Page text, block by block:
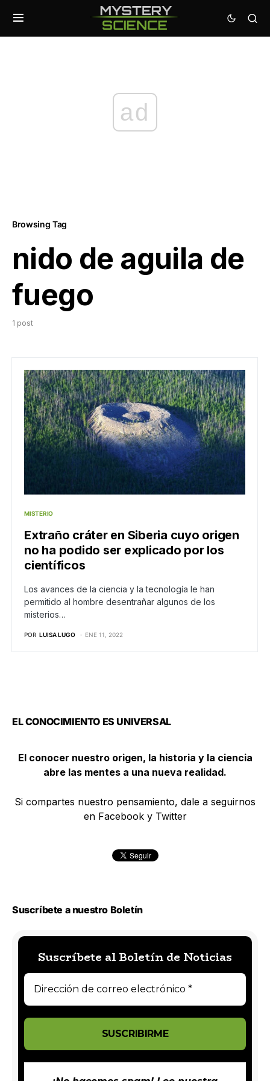
ad
Browsing Tag
nido de aguila de
fuego
1 post
MISTERIO
Extraño cráter en Siberia cuyo origen
no ha podido ser explicado por los
científicos
Los avances de la ciencia y la tecnología le han
permitido al hombre desentrañar algunos de los
misterios…
POR LUISA LUGO ENE 11, 2022
EL CONOCIMIENTO ES UNIVERSAL
El conocer nuestro origen, la historia y la ciencia
abre las mentes a una nueva realidad.
Si compartes nuestro pensamiento, dale a seguirnos
en Facebook y Twitter
Suscríbete a nuestro Boletín
Suscríbete al Boletín de Noticias